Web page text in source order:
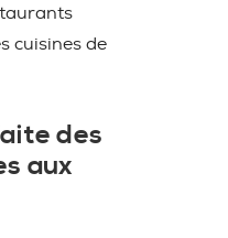
cuisines de
des
aux